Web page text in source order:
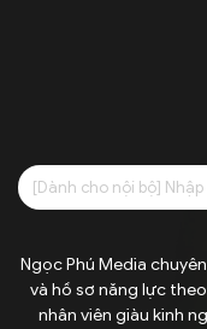
Ngọc Phú Media
và hồ sơ năng lực
nhân viên giàu kinh